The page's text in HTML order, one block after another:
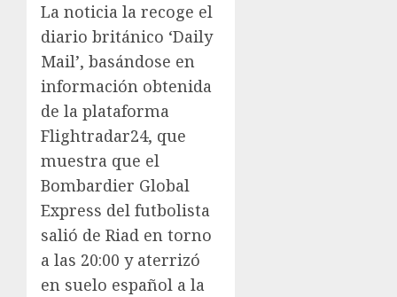
La noticia la recoge el
diario británico ‘Daily
Mail’, basándose en
información obtenida
de la plataforma
Flightradar24, que
muestra que el
Bombardier Global
Express del futbolista
salió de Riad en torno
a las 20:00 y aterrizó
en suelo español a la